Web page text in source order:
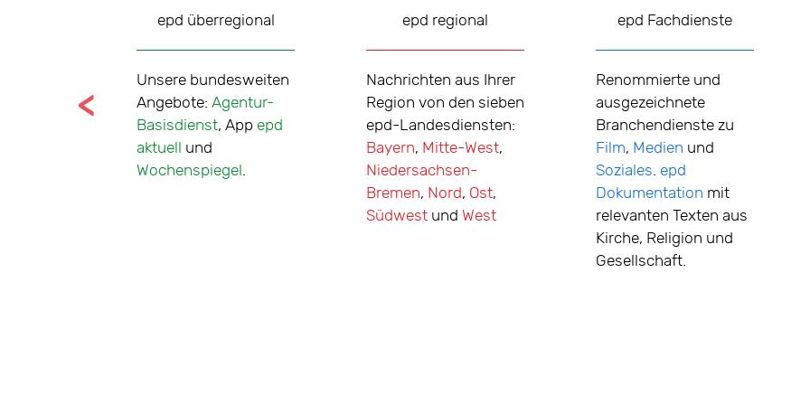
epd überregional
Unsere bundesweiten
Angebote: Agentur-
Basisdienst, App epd
aktuell und
Wochenspiegel.
epd regional
Nachrichten aus Ihrer
Region von den sieben
epd-Landesdiensten:
Bayern, Mitte-West,
Niedersachsen-
Bremen, Nord, Ost,
Südwest und West
epd Fachdienste
Renommierte und
ausgezeichnete
Branchendienste zu
Film, Medien und
Soziales. epd
Dokumentation mit
relevanten Texten aus
Kirche, Religion und
Gesellschaft.